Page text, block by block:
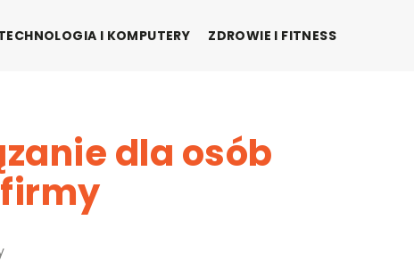
I KOMPUTERY ZDROWIE I FITNESS
dla osób